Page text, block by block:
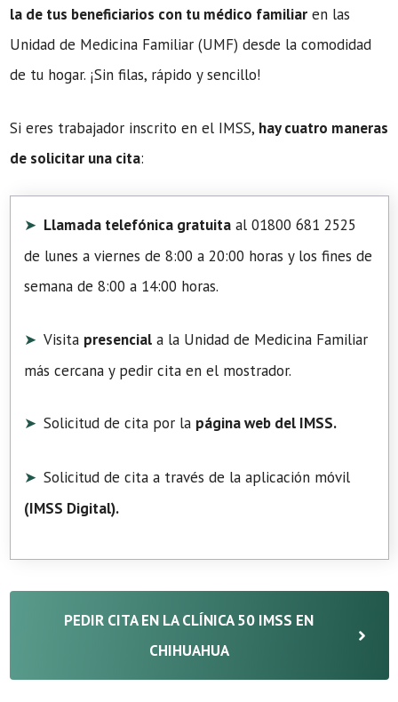
la de tus beneficiarios con tu médico familiar en las
Unidad de Medicina Familiar (UMF) desde la comodidad
de tu hogar. ¡Sin filas, rápido y sencillo!
Si eres trabajador inscrito en el IMSS, hay cuatro maneras
de solicitar una cita:
Llamada telefónica gratuita al 01800 681 2525
de lunes a viernes de 8:00 a 20:00 horas y los fines de
semana de 8:00 a 14:00 horas.
Visita presencial a la Unidad de Medicina Familiar
más cercana y pedir cita en el mostrador.
Solicitud de cita por la página web del IMSS.
Solicitud de cita a través de la aplicación móvil
(IMSS Digital).
PEDIR CITA EN LA CLÍNICA 50 IMSS EN
CHIHUAHUA